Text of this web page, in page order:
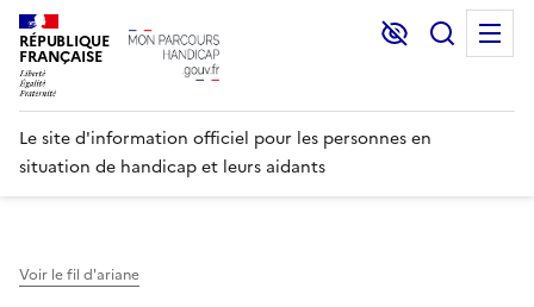
RÉPUBLIQUE
FRANÇAISE
Lecture et
Le site d'information officiel pour les personnes en
situation de handicap et leurs aidants
Voir le fil d'ariane